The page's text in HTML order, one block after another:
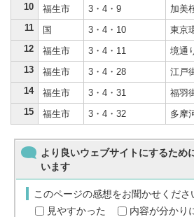
10
福生市 3・4・9
加美
11
国 3・4・10
東京
12
福生市 3・4・11
境通
13
福生市 3・4・28
江戸
14
福生市 3・4・31
福羽
15
福生市 3・4・32 多摩
より良いウェブサイトにするため
います
このページの感想をお聞かせくださ
見やすかった
内容が分かり